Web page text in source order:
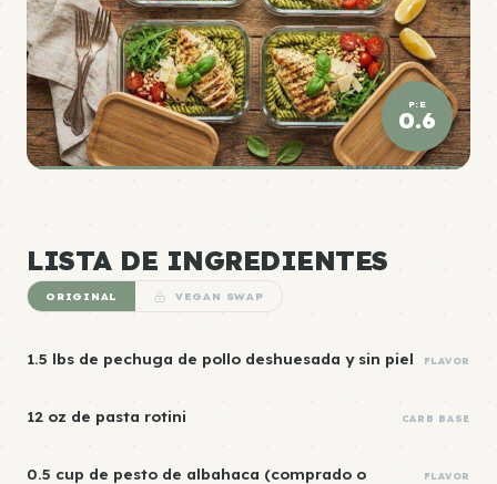
P:E
0.6
DENSIDAD ÉLITE
LISTA DE INGREDIENTES
ORIGINAL VEGAN SWAP
1.5 lbs de pechuga de pollo deshuesada y sin piel FLAVOR
12 oz de pasta rotini CARB BASE
0.5 cup de pesto de albahaca (comprado o
FLAVOR